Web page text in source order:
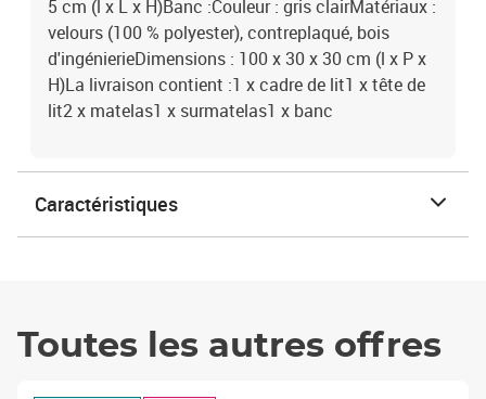
5 cm (l x L x H)Banc :Couleur : gris clairMatériaux :
velours (100 % polyester), contreplaqué, bois
d'ingénierieDimensions : 100 x 30 x 30 cm (l x P x
H)La livraison contient :1 x cadre de lit1 x tête de
lit2 x matelas1 x surmatelas1 x banc
Caractéristiques
Toutes les autres offres